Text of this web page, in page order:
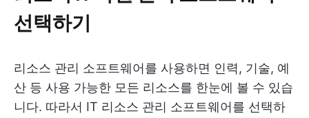
선택하기
리소스 관리 소프트웨어를 사용하면 인력, 기술, 예
산 등 사용 가능한 모든 리소스를 한눈에 볼 수 있습
니다. 따라서 IT 리소스 관리 소프트웨어를 선택하